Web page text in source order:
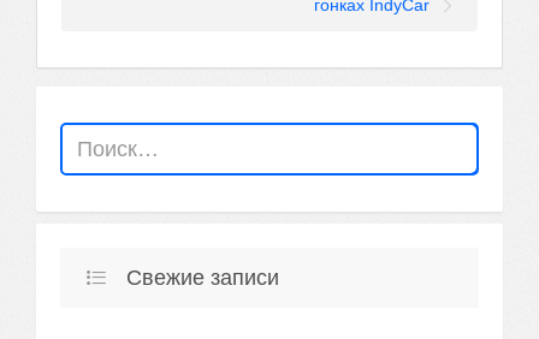
гонках IndyCar
Свежие записи